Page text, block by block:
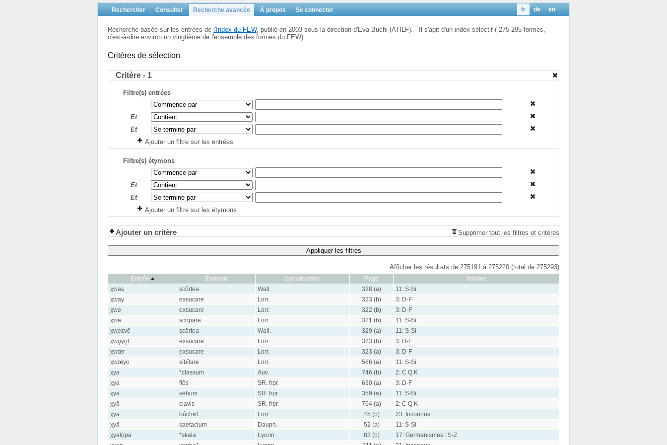
Rechercher Consulter Recherche avancée À propos Se connecter en
de
fr
Recherche basée sur les entrées de l'Index du FEW, publié en 2003 sous la direction d'Eva Buchi (ATILF). Il s'agit d'un index sélectif ( 275 295 formes,
c'est-à-dire environ un vingtième de l'ensemble des formes du FEW).
Critères de sélection
Critère - 1
Filtre(s) entrées
Et
Et
Ajouter un filtre sur les entrées
Filtre(s) étymons
Et
Et
Ajouter un filtre sur les étymons
Ajouter un critère Supprimer tout les filtres et critères
Appliquer les filtres
Afficher les résultats de 275191 à 275220 (total de 275293)
Entrée Étymon Localisation Page
Volume
χwas
scŏrtea Wall. 328 (a)
11: S-Si
χway
exsucare Lorr. 323 (b)
3: D-F
χwe
exsucare Lorr. 322 (b)
3: D-F
χwe
scōpare Lorr. 321 (b)
11: S-Si
χwezvē
scŏrtea Wall. 329 (a)
11: S-Si
χwǫyǫt
exsucare Lorr. 323 (b)
3: D-F
χwœr
exsucare Lorr. 323 (a)
3: D-F
χwœyọ
sībĭlare Lorr. 566 (a)
11: S-Si
χya
*classum Auv. 746 (b)
2: C Q K
χya
flōs SR. frpr. 630 (a)
3: D-F
χya
sēbum SR. frpr. 359 (a)
11: S-Si
χyā
clavis SR. frpr. 764 (a)
2: C Q K
χyā
bûche1 Lorr. 45 (b)
23: Inconnus
χyä
saetacium Dauph. 52 (a)
11: S-Si
χyalǫpa
*skala Lyonn. 83 (b)
17: Germanismes : S-Z